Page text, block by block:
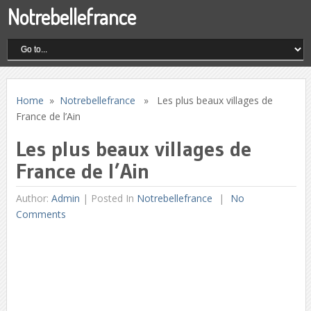
Notrebellefrance
Home » Notrebellefrance » Les plus beaux villages de
France de l’Ain
Les plus beaux villages de
France de l’Ain
Author: Admin | Posted In Notrebellefrance
No
Comments